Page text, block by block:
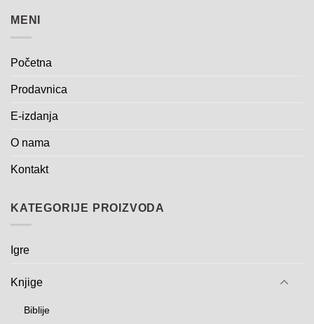
MENI
Početna
Prodavnica
E-izdanja
O nama
Kontakt
KATEGORIJE PROIZVODA
Igre
Knjige
Biblije